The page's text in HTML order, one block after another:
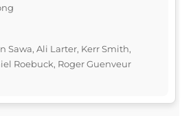
Sawa, Ali Larter, Kerr Smith,
Roebuck, Roger Guenveur